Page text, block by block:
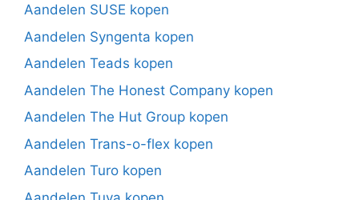
Aandelen SUSE kopen
Aandelen Syngenta kopen
Aandelen Teads kopen
Aandelen The Honest Company kopen
Aandelen The Hut Group kopen
Aandelen Trans-o-flex kopen
Aandelen Turo kopen